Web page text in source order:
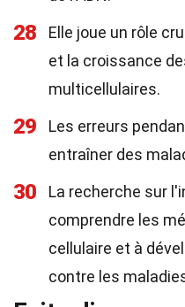
28
Elle joue un rôle
et la croissance
multicellulaires.
29
Les erreurs
entraîner des
30
La recherche sur
comprendre les
cellulaire et à
contre les